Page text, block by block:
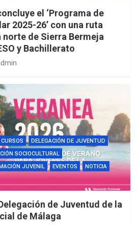
el ‘Programa de
2025-26’ con una ruta
de Sierra Bermeja
y Bachillerato
CURSOS
DELEGACIÓN DE JUVENTUD
SOCIOCULTURAL
JUVENIL
EVENTOS
NOTICIA
de Juventud de la
de Málaga